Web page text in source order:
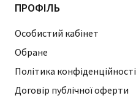
ПРОФІЛЬ
Особистий кабінет
Обране
Політика конфіденційності
Договір публічної оферти